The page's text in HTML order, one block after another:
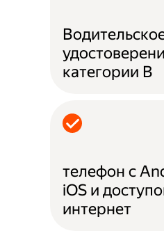
категории B
телефон с
iOS и
интернет